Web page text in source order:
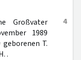
4
Großvater
1989
T.
.